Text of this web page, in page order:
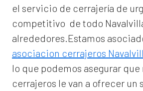
el servicio de cerrajería de
competitivo de todo
alrededores.Estamos
asociacion cerrajeros
lo que podemos asegurar que
cerrajeros le van a ofrecer un